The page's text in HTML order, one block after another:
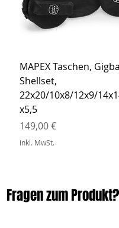
MAPEX Taschen,
Shellset,
22x20/10x8/12x9/
x5,5
Preis
149,00 €
inkl. MwSt.
Fragen zum Produkt?